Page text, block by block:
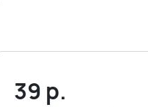
39 р.